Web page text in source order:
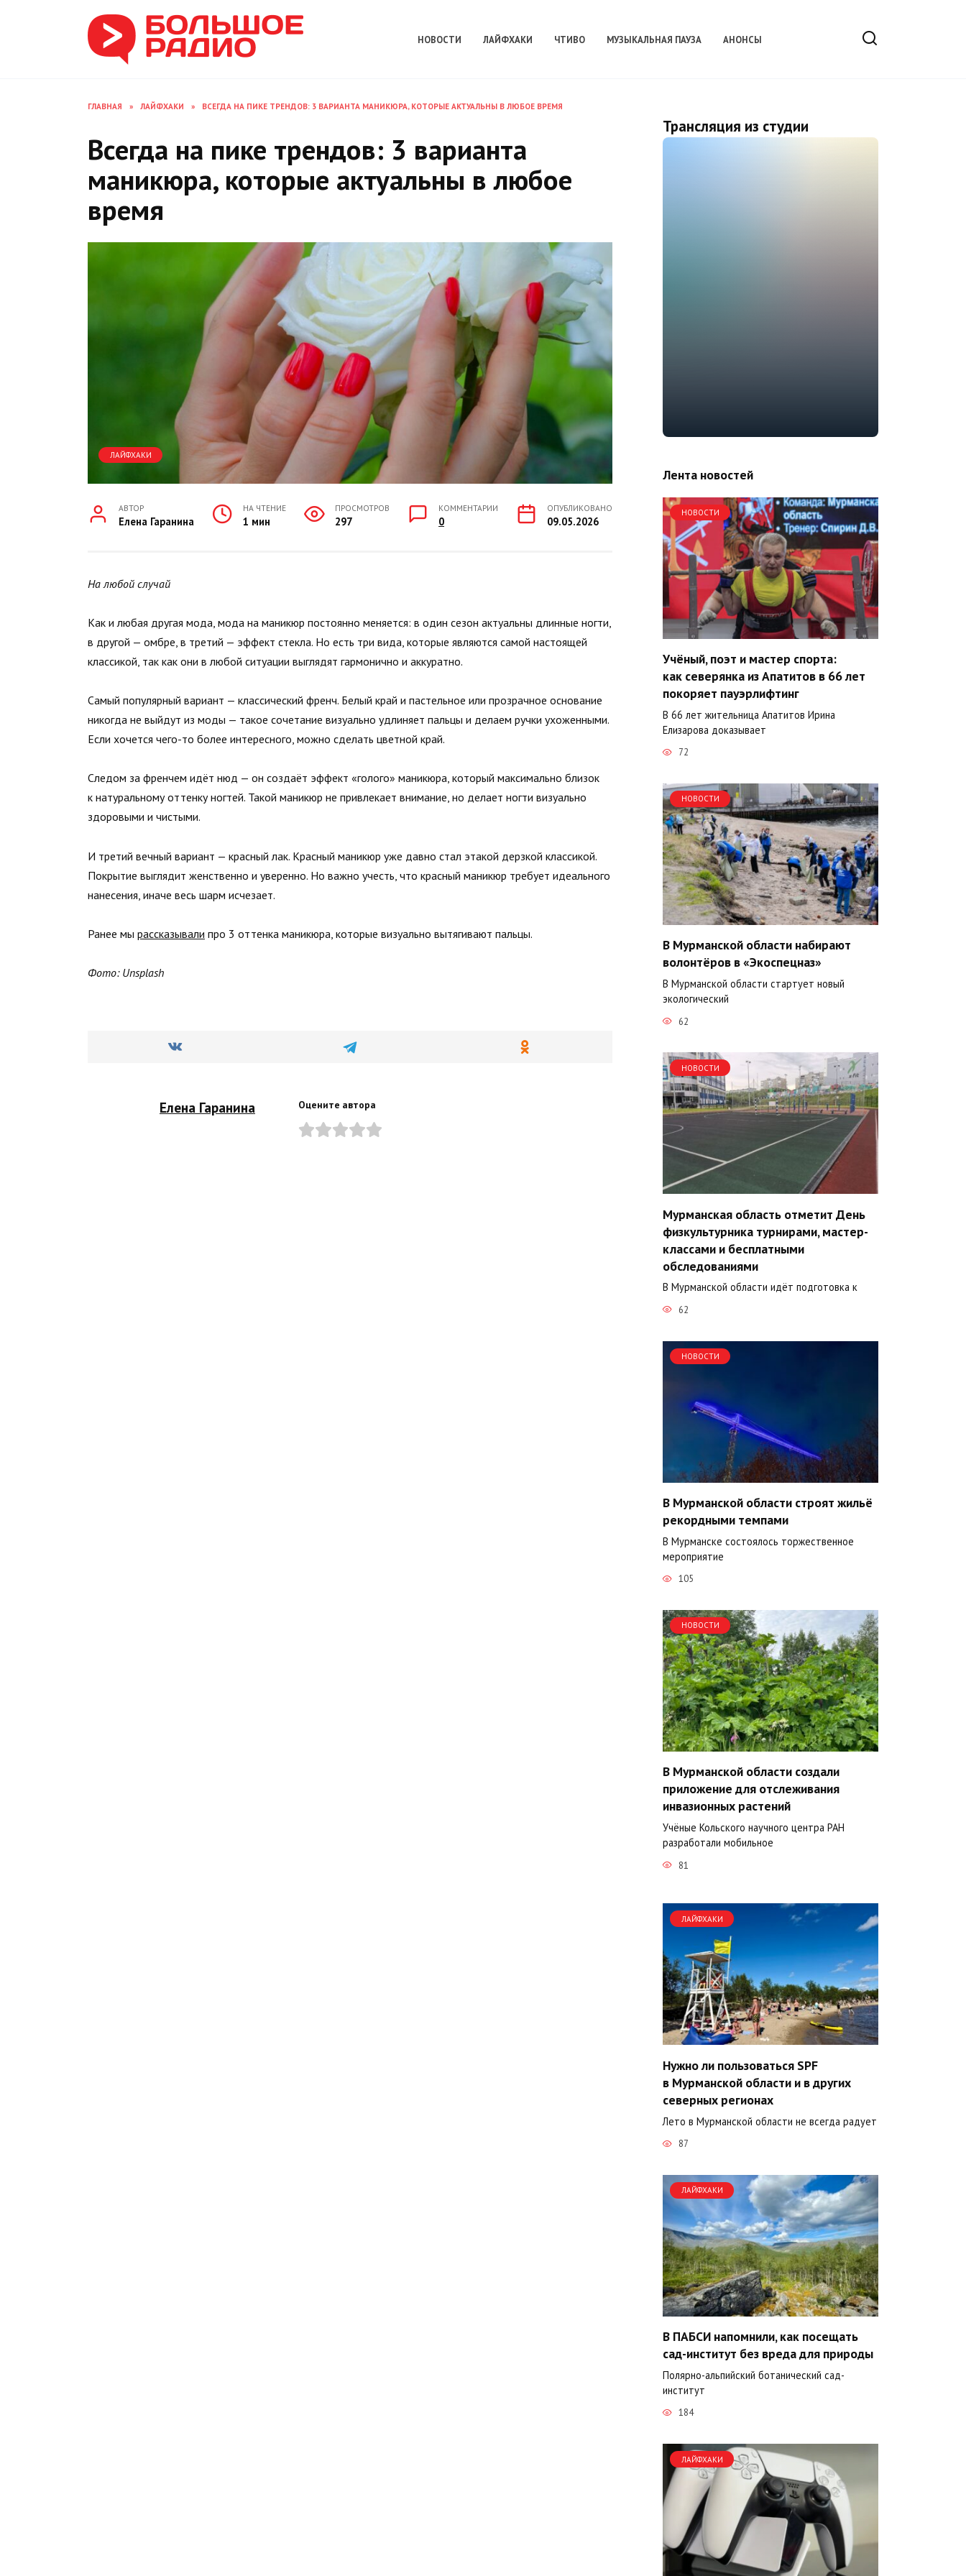
НОВОСТИ ЛАЙФХАКИ ЧТИВО МУЗЫКАЛЬНАЯ ПАУЗА АНОНСЫ
ГЛАВНАЯ » ЛАЙФХАКИ » ВСЕГДА НА ПИКЕ ТРЕНДОВ: 3 ВАРИАНТА МАНИКЮРА, КОТОРЫЕ АКТУАЛЬНЫ В ЛЮБОЕ ВРЕМЯ
Всегда на пике трендов: 3 варианта
маникюра, которые актуальны в любое
время
ЛАЙФХАКИ
АВТОР
Елена Гаранина
НА ЧТЕНИЕ
1 мин
ПРОСМОТРОВ
297
КОММЕНТАРИИ
0
ОПУБЛИКОВАНО
09.05.2026
На любой случай
Как и любая другая мода, мода на маникюр постоянно меняется: в один сезон актуальны длинные ногти,
в другой — омбре, в третий — эффект стекла. Но есть три вида, которые являются самой настоящей
классикой, так как они в любой ситуации выглядят гармонично и аккуратно.
Самый популярный вариант — классический френч. Белый край и пастельное или прозрачное основание
никогда не выйдут из моды — такое сочетание визуально удлиняет пальцы и делаем ручки ухоженными.
Если хочется чего-то более интересного, можно сделать цветной край.
Следом за френчем идёт нюд — он создаёт эффект «голого» маникюра, который максимально близок
к натуральному оттенку ногтей. Такой маникюр не привлекает внимание, но делает ногти визуально
здоровыми и чистыми.
И третий вечный вариант — красный лак. Красный маникюр уже давно стал этакой дерзкой классикой.
Покрытие выглядит женственно и уверенно. Но важно учесть, что красный маникюр требует идеального
нанесения, иначе весь шарм исчезает.
Ранее мы рассказывали про 3 оттенка маникюра, которые визуально вытягивают пальцы.
Фото: Unsplash
Елена Гаранина Оцените автора
Трансляция из студии
Лента новостей
НОВОСТИ
Учёный, поэт и мастер спорта:
как северянка из Апатитов в 66 лет
покоряет пауэрлифтинг
В 66 лет жительница Апатитов Ирина
Елизарова доказывает
72
НОВОСТИ
В Мурманской области набирают
волонтёров в «Экоспецназ»
В Мурманской области стартует новый
экологический
62
НОВОСТИ
Мурманская область отметит День
физкультурника турнирами, мастер-
классами и бесплатными
обследованиями
В Мурманской области идёт подготовка к
62
НОВОСТИ
В Мурманской области строят жильё
рекордными темпами
В Мурманске состоялось торжественное
мероприятие
105
НОВОСТИ
В Мурманской области создали
приложение для отслеживания
инвазионных растений
Учёные Кольского научного центра РАН
разработали мобильное
81
ЛАЙФХАКИ
Нужно ли пользоваться SPF
в Мурманской области и в других
северных регионах
Лето в Мурманской области не всегда радует
87
ЛАЙФХАКИ
В ПАБСИ напомнили, как посещать
сад-институт без вреда для природы
Полярно-альпийский ботанический сад-
институт
184
ЛАЙФХАКИ